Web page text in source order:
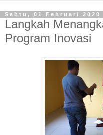
Sabtu, 01 Februari 2020
Langkah
Program Inovasi